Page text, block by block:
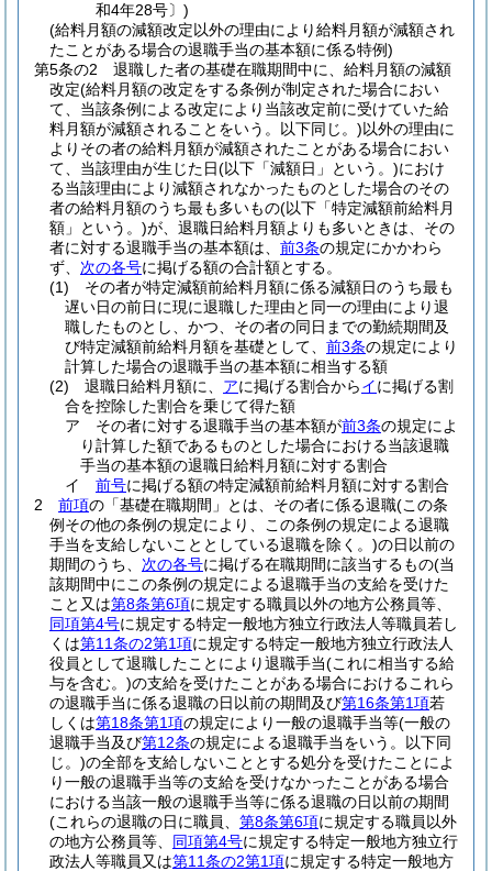
和4年28号〕)
(給料月額の減額改定以外の理由により給料月額が減額され
たことがある場合の退職手当の基本額に係る特例)
第5条の2
退職した者の基礎在職期間中に、給料月額の減額
改定(給料月額の改定をする条例が制定された場合におい
て、当該条例による改定により当該改定前に受けていた給
料月額が減額されることをいう。以下同じ。)以外の理由に
よりその者の給料月額が減額されたことがある場合におい
て、当該理由が生じた日(以下「減額日」という。)におけ
る当該理由により減額されなかったものとした場合のその
者の給料月額のうち最も多いもの(以下「特定減額前給料月
額」という。)が、退職日給料月額よりも多いときは、その
者に対する退職手当の基本額は、 前3条の規定にかかわら
ず、 次の各号に掲げる額の合計額とする。
(1)
その者が特定減額前給料月額に係る減額日のうち最も
遅い日の前日に現に退職した理由と同一の理由により退
職したものとし、かつ、その者の同日までの勤続期間及
び特定減額前給料月額を基礎として、 前3条の規定により
計算した場合の退職手当の基本額に相当する額
(2)
退職日給料月額に、 アに掲げる割合からイに掲げる割
合を控除した割合を乗じて得た額
ア
その者に対する退職手当の基本額が前3条の規定によ
り計算した額であるものとした場合における当該退職
手当の基本額の退職日給料月額に対する割合
イ
前号に掲げる額の特定減額前給料月額に対する割合
2
前項の「基礎在職期間」とは、その者に係る退職(この条
例その他の条例の規定により、この条例の規定による退職
手当を支給しないこととしている退職を除く。)の日以前の
期間のうち、 次の各号に掲げる在職期間に該当するもの(当
該期間中にこの条例の規定による退職手当の支給を受けた
こと又は第8条第6項に規定する職員以外の地方公務員等、
同項第4号に規定する特定一般地方独立行政法人等職員若し
くは第11条の2第1項に規定する特定一般地方独立行政法人
役員として退職したことにより退職手当(これに相当する給
与を含む。)の支給を受けたことがある場合におけるこれら
の退職手当に係る退職の日以前の期間及び第16条第1項若
しくは第18条第1項の規定により一般の退職手当等(一般の
退職手当及び第12条の規定による退職手当をいう。以下同
じ。)の全部を支給しないこととする処分を受けたことによ
り一般の退職手当等の支給を受けなかったことがある場合
における当該一般の退職手当等に係る退職の日以前の期間
(これらの退職の日に職員、 第8条第6項に規定する職員以外
の地方公務員等、 同項第4号に規定する特定一般地方独立行
政法人等職員又は第11条の2第1項に規定する特定一般地方